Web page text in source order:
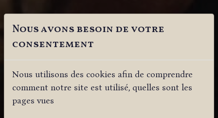
Nous avons besoin de votre
consentement
Nous utilisons des cookies afin de comprendre
comment notre site est utilisé, quelles sont les
pages vues